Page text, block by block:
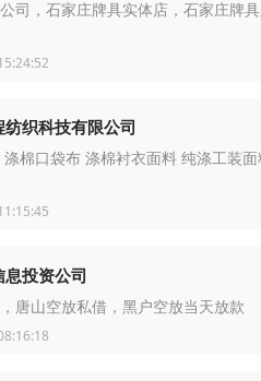
司，石家庄牌具实体店，石家庄牌
织科技有限公司
涤棉口袋布 涤棉衬衣面料 纯涤工装面
投资公司
唐山空放私借，黑户空放当天放款